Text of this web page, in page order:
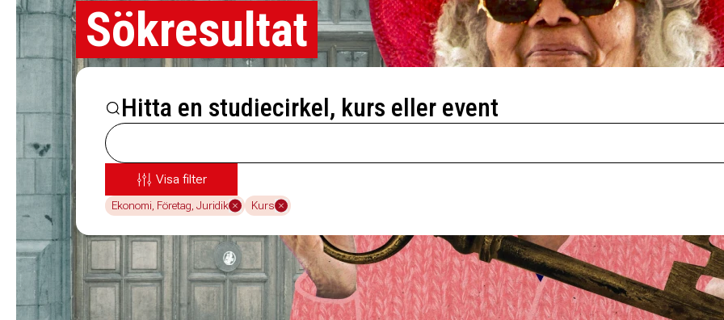
Sökresultat
Hitta en studiecirkel, kurs eller event
Visa filter
Ekonomi, Företag, Juridik Kurs